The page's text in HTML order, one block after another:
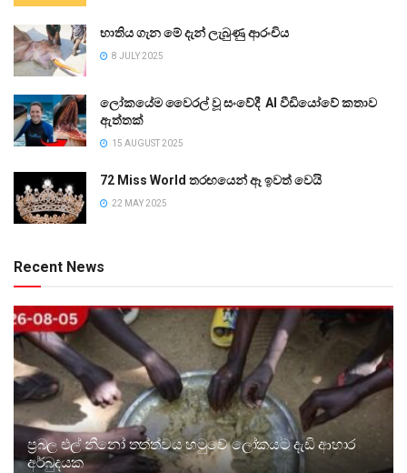
භාතිය ගැන මේ දැන් ලැබුණු ආරංචිය
8 JULY 2025
ලෝකයේම වෛරල් වූ සංවේදී AI වීඩියෝවේ කතාව
ඇත්තක්
15 AUGUST 2025
72 Miss World තරඟයෙන් ඈ ඉවත් වෙයි
22 MAY 2025
Recent News
ප්‍රබල එල් නීනෝ තත්ත්වය හමුවේ ලෝකයට දැඩි ආහාර
අර්බුදයක